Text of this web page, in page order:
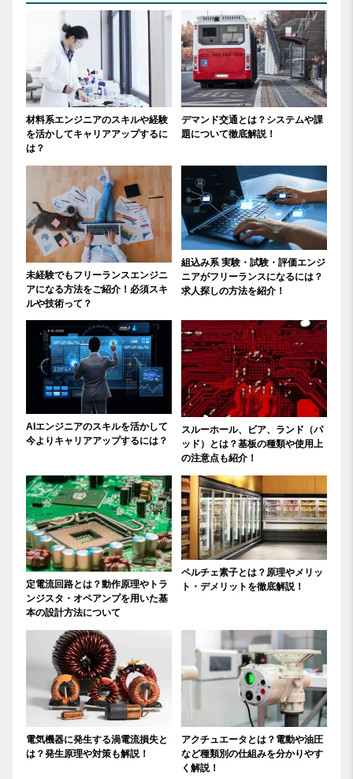
材料系エンジニアのスキルや経験
を活かしてキャリアアップするに
は？
デマンド交通とは？システムや課
題について徹底解説！
未経験でもフリーランスエンジニ
アになる方法をご紹介！必須スキ
ルや技術って？
組込み系 実験・試験・評価エンジ
ニアがフリーランスになるには？
求人探しの方法を紹介！
AIエンジニアのスキルを活かして
今よりキャリアアップするには？
スルーホール、ビア、ランド（パ
ッド）とは？基板の種類や使用上
の注意点も紹介！
定電流回路とは？動作原理やトラ
ンジスタ・オペアンプを用いた基
本の設計方法について
ペルチェ素子とは？原理やメリッ
ト・デメリットを徹底解説！
電気機器に発生する渦電流損失と
は？発生原理や対策も解説！
アクチュエータとは？電動や油圧
など種類別の仕組みを分かりやす
く解説！